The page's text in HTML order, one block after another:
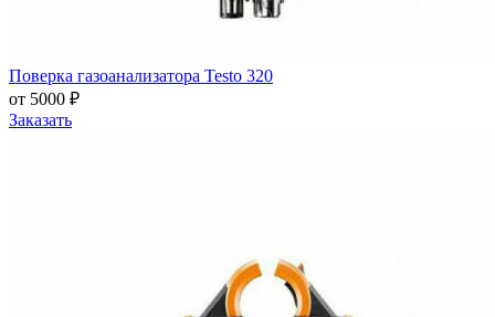
Поверка газоанализатора Testo 320
от 5000 ₽
Заказать